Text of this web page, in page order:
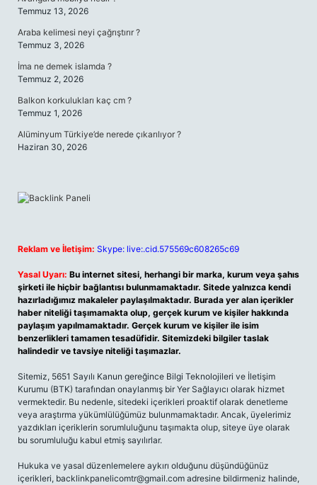
Temmuz 13, 2026
Araba kelimesi neyi çağrıştırır ?
Temmuz 3, 2026
İma ne demek islamda ?
Temmuz 2, 2026
Balkon korkulukları kaç cm ?
Temmuz 1, 2026
Alüminyum Türkiye’de nerede çıkarılıyor ?
Haziran 30, 2026
Reklam ve İletişim: Skype: live:.cid.575569c608265c69
Yasal Uyarı: Bu internet sitesi, herhangi bir marka, kurum veya şahıs
şirketi ile hiçbir bağlantısı bulunmamaktadır. Sitede yalnızca kendi
hazırladığımız makaleler paylaşılmaktadır. Burada yer alan içerikler
haber niteliği taşımamakta olup, gerçek kurum ve kişiler hakkında
paylaşım yapılmamaktadır. Gerçek kurum ve kişiler ile isim
benzerlikleri tamamen tesadüfidir. Sitemizdeki bilgiler taslak
halindedir ve tavsiye niteliği taşımazlar.
Sitemiz, 5651 Sayılı Kanun gereğince Bilgi Teknolojileri ve İletişim
Kurumu (BTK) tarafından onaylanmış bir Yer Sağlayıcı olarak hizmet
vermektedir. Bu nedenle, sitedeki içerikleri proaktif olarak denetleme
veya araştırma yükümlülüğümüz bulunmamaktadır. Ancak, üyelerimiz
yazdıkları içeriklerin sorumluluğunu taşımakta olup, siteye üye olarak
bu sorumluluğu kabul etmiş sayılırlar.
Hukuka ve yasal düzenlemelere aykırı olduğunu düşündüğünüz
içerikleri, backlinkpanelicomtr@gmail.com adresine bildirmeniz halinde,